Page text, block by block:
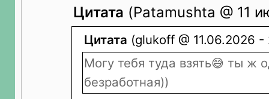
Цитата (Patamushta @ 11
Цитата (glukoff @ 11.06.2026
Могу тебя туда взять😅 ты ж
безработная))